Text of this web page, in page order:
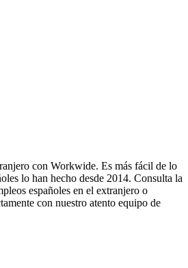
con Workwide. Es más fácil de lo
lo han hecho desde 2014. Consulta la
españoles en el extranjero o
con nuestro atento equipo de